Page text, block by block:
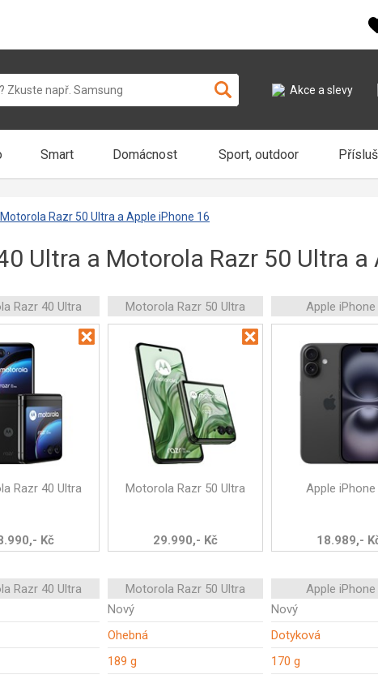
Akce a slevy
Smart Domácnost Sport, outdoor
Razr 50 Ultra a Apple iPhone 16
Ultra a Motorola Razr 50 Ultra a
Razr 40 Ultra Motorola Razr 50 Ultra Apple
Razr 40 Ultra
Kč
Motorola Razr 50 Ultra
29.990,- Kč
Apple
18.989,-
Razr 40 Ultra Motorola Razr 50 Ultra
Apple
Nový
Nový
Ohebná
Dotyková
189 g
170 g